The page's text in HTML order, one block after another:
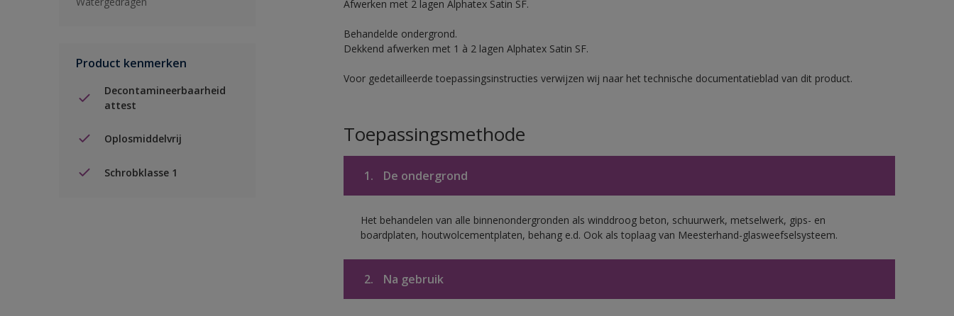
Product kenmerken
Decontamineerbaarheid
attest
Oplosmiddelvrij
Schrobklasse 1
Afwerken met 2 lagen Alphatex Satin SF.
Behandelde ondergrond.
Dekkend afwerken met 1 à 2 lagen Alphatex Satin SF.
Voor gedetailleerde toepassingsinstructies verwijzen wij naar het technische documentatieblad van dit product.
Toepassingsmethode
1. De ondergrond
Het behandelen van alle binnenondergronden als winddroog beton, schuurwerk, metselwerk, gips- en
boardplaten, houtwolcementplaten, behang e.d. Ook als toplaag van Meesterhand-glasweefselsysteem.
2. Na gebruik